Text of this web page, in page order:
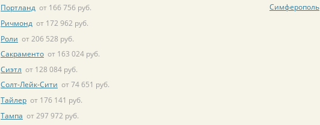
Портланд от 166 756 руб.
Ричмонд от 172 962 руб.
Роли от 206 528 руб.
Сакраменто от 163 024 руб.
Сиэтл от 128 084 руб.
Солт-Лейк-Сити от 74 651 руб.
Тайлер от 176 141 руб.
Тампа от 297 972 руб.
Симферополь